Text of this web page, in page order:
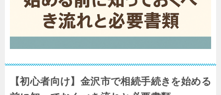
【初心者向け】金沢市で相続手続きを始める